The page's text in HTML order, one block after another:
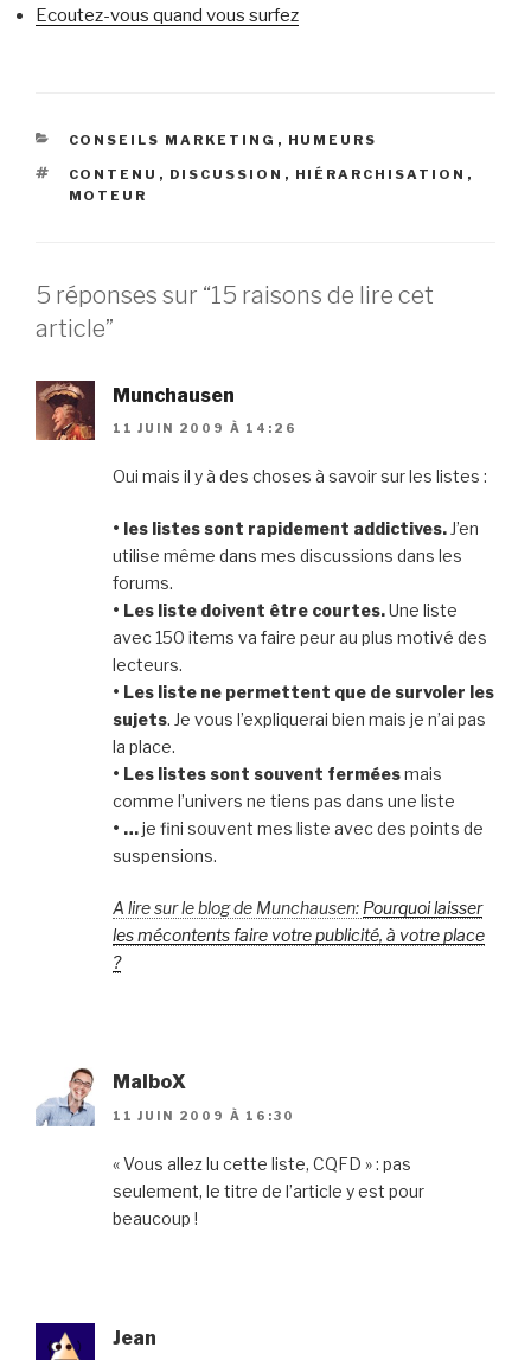
Ecoutez-vous quand vous surfez
CATÉGORIES
CONSEILS MARKETING , HUMEURS
ÉTIQUETTES
CONTENU , DISCUSSION , HIÉRARCHISATION ,
MOTEUR
5 réponses sur “15 raisons de lire cet
article”
Munchausen
11 JUIN 2009 À 14:26
Oui mais il y à des choses à savoir sur les listes :
• les listes sont rapidement addictives. J’en
utilise même dans mes discussions dans les
forums.
• Les liste doivent être courtes.Une liste
avec 150 items va faire peur au plus motivé des
lecteurs.
• Les liste ne permettent que de survoler les
sujets. Je vous l’expliquerai bien mais je n’ai pas
la place.
• Les listes sont souvent ferméesmais
comme l’univers ne tiens pas dans une liste
• …je fini souvent mes liste avec des points de
suspensions.
A lire sur le blog de Munchausen: Pourquoi laisser
les mécontents faire votre publicité, à votre place
?
MalboX
11 JUIN 2009 À 16:30
« Vous allez lu cette liste, CQFD » : pas
seulement, le titre de l’article y est pour
beaucoup !
Jean